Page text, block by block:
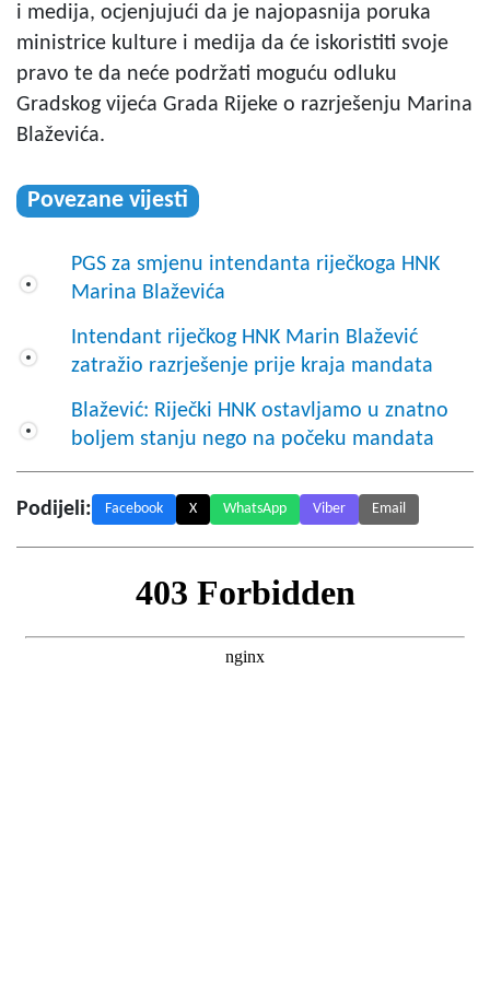
i medija, ocjenjujući da je najopasnija poruka
ministrice kulture i medija da će iskoristiti svoje
pravo te da neće podržati moguću odluku
Gradskog vijeća Grada Rijeke o razrješenju Marina
Blaževića.
Povezane vijesti
PGS za smjenu intendanta riječkoga HNK
Marina Blaževića
Intendant riječkog HNK Marin Blažević
zatražio razrješenje prije kraja mandata
Blažević: Riječki HNK ostavljamo u znatno
boljem stanju nego na počeku mandata
Podijeli: Facebook X WhatsApp Viber Email